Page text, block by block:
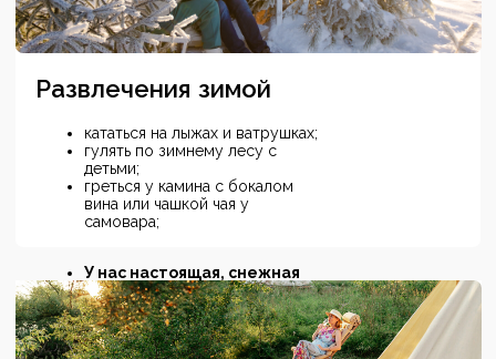
ЯХТЕННЫЕ ТУРЫ НА ВОЛГЕ
ДЛЯ ДЕТЕЙ И ВЗРОСЛЫХ
В «ТОЧКЕ НЕМО»